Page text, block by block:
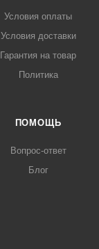
Условия оплаты
Условия доставки
Гарантия на товар
Политика
ПОМОЩЬ
Вопрос-ответ
Блог